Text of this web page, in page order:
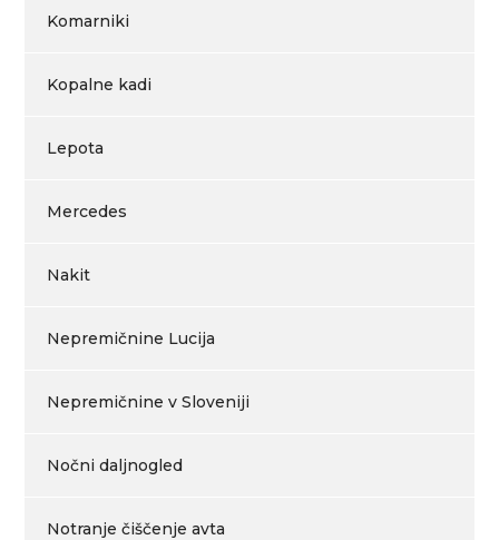
Komarniki
Kopalne kadi
Lepota
Mercedes
Nakit
Nepremičnine Lucija
Nepremičnine v Sloveniji
Nočni daljnogled
Notranje čiščenje avta